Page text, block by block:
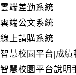
雲端差勤系統
雲端公文系統
線上請購系統
智慧校園平台|成績
智慧校園平台說明